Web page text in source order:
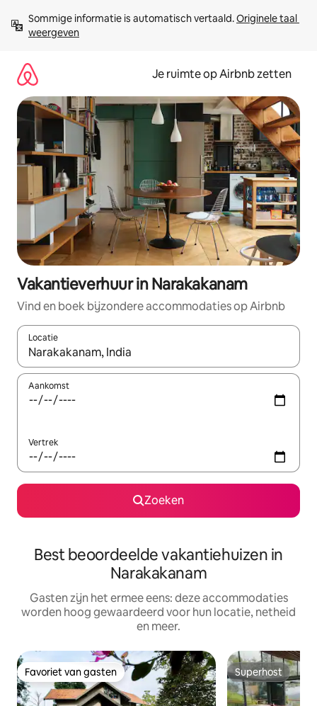
direct
naar
Sommige informatie is automatisch vertaald. Originele taal
weergeven
Je ruimte op Airbnb zetten
Vakantieverhuur in Narakakanam
Vind en boek bijzondere accommodaties op Airbnb
Locatie
Wanneer er suggesties beschikbaar zijn, maak je een keuze
Aankomst
Vertrek
Zoeken
Best beoordeelde vakantiehuizen in
Narakakanam
Gasten zijn het ermee eens: deze accommodaties
worden hoog gewaardeerd voor hun locatie, netheid
en meer.
Favoriet van gasten
Favoriet van gasten Superhost
Superhost